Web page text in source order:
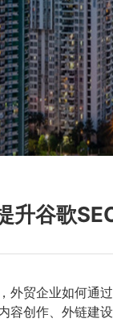
升谷歌
外贸企业如何通
容创作、外链建